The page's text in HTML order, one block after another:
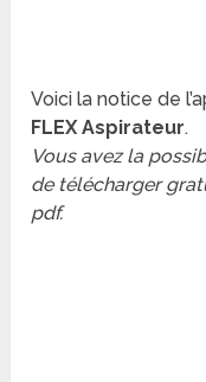
Voici la notice de
FLEX Aspirateur.
Vous avez la
de télécharger
pdf.